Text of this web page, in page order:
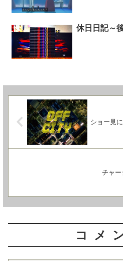
休日日記～
ショー見
チャー
コメ